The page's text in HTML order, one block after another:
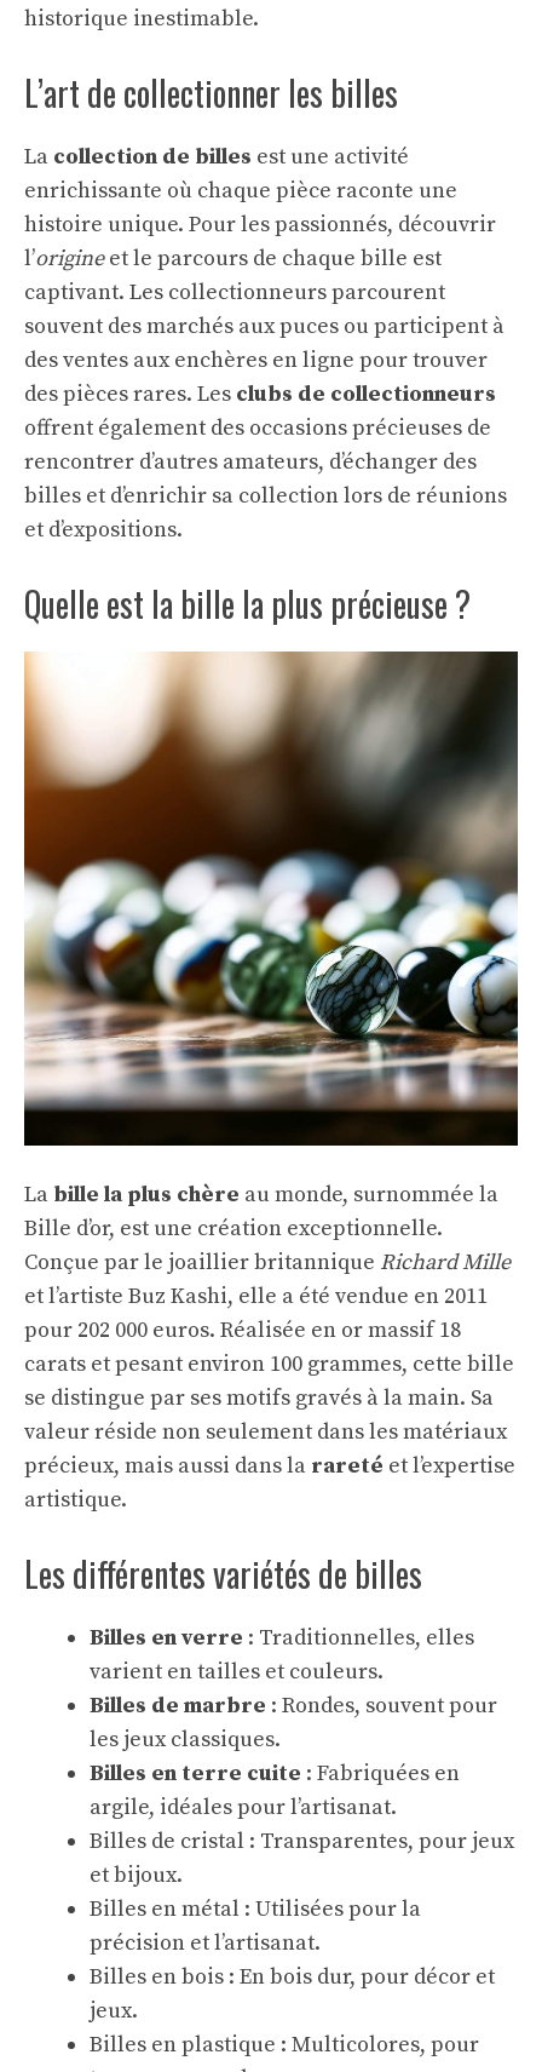
historique inestimable.
L’art de collectionner les billes
La collection de billes est une activité
enrichissante où chaque pièce raconte une
histoire unique. Pour les passionnés, découvrir
l’origineet le parcours de chaque bille est
captivant. Les collectionneurs parcourent
souvent des marchés aux puces ou participent à
des ventes aux enchères en ligne pour trouver
des pièces rares. Les clubs de collectionneurs
offrent également des occasions précieuses de
rencontrer d’autres amateurs, d’échanger des
billes et d’enrichir sa collection lors de réunions
et d’expositions.
Quelle est la bille la plus précieuse ?
La bille la plus chère au monde, surnommée la
Bille d’or, est une création exceptionnelle.
Conçue par le joaillier britannique Richard Mille
et l’artiste Buz Kashi, elle a été vendue en 2011
pour 202 000 euros. Réalisée en or massif 18
carats et pesant environ 100 grammes, cette bille
se distingue par ses motifs gravés à la main. Sa
valeur réside non seulement dans les matériaux
précieux, mais aussi dans la rareté et l’expertise
artistique.
Les différentes variétés de billes
Billes en verre : Traditionnelles, elles
varient en tailles et couleurs.
Billes de marbre : Rondes, souvent pour
les jeux classiques.
Billes en terre cuite : Fabriquées en
argile, idéales pour l’artisanat.
Billes de cristal : Transparentes, pour jeux
et bijoux.
Billes en métal : Utilisées pour la
précision et l’artisanat.
Billes en bois : En bois dur, pour décor et
jeux.
Billes en plastique : Multicolores, pour